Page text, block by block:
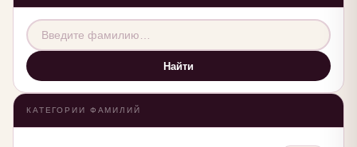
Найти
КАТЕГОРИИ ФАМИЛИЙ